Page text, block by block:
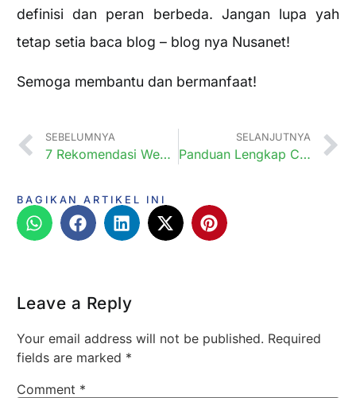
definisi dan peran berbeda. Jangan lupa yah
tetap setia baca blog – blog nya Nusanet!
Semoga membantu dan bermanfaat!
SEBELUMNYA
7 Rekomendasi Website Builder Terbaik, Mudah dan Fungsional
SELANJUTNYA
Panduan Lengkap Cara Instal Phpmyadmin dan Mengelolanya
BAGIKAN ARTIKEL INI
Leave a Reply
Your email address will not be published. Required
fields are marked *
Comment *